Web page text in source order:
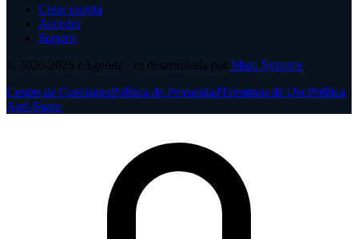
Crear cuenta
Acceder
Soporte
© 2020-2026 eAgenda · es desarrollada por Mupi Systems
Centro de ConfianzaPolítica de PrivacidadTérminos de UsoPolítica
Anti-Spam